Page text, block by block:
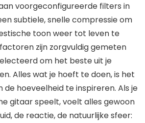
voorgeconfigureerde filters in
subtiele, snelle compressie om
toon weer tot leven te
zijn zorgvuldig gemeten
om het beste uit je
Alles wat je hoeft te doen, is het
de hoeveelheid te inspireren. Als je
gitaar speelt, voelt alles gewoon
de reactie, de natuurlijke sfeer: